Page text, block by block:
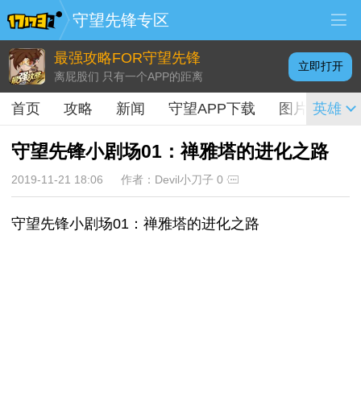
守望先锋专区
最强攻略FOR守望先锋
离屁股们 只有一个APP的距离
立即打开
首页 攻略 新闻 守望APP下载 图片 视频
英雄
守望先锋小剧场01：禅雅塔的进化之路
2019-11-21 18:06 作者：Devil小刀子 0
守望先锋小剧场01：禅雅塔的进化之路